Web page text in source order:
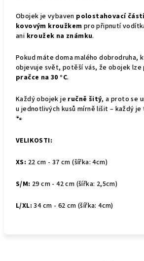
Obojek je vybaven polostahovací
kovovým kroužkem pro připnutí
ani kroužek na známku.
Pokud máte doma malého dobrodruha,
objevuje svět, potěší vás, že obojek lze
pračce na 30 °C.
Každý obojek je ručně šitý, a proto se
u jednotlivých kusů mírně lišit – každý
🐾
VELIKOSTI:
XS: 22 cm - 37 cm (šířka: 4cm)
S/M: 29 cm - 42 cm (šířka: 2,5cm)
L/XL: 34 cm - 62 cm (šířka: 4cm)